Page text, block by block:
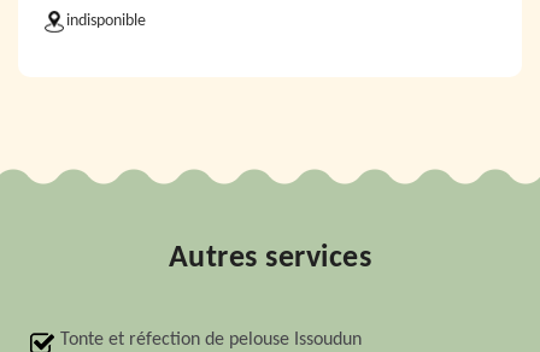
indisponible
Autres services
Tonte et réfection de pelouse Issoudun